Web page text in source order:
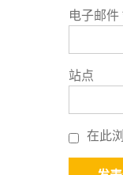
电子邮件
站点
在此